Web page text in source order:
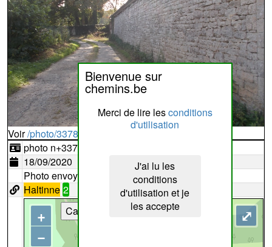
Bienvenue sur
chemins.be
Merci de lire lesconditions
d'utilisation
J'ai lu les
conditions
d'utilisation et je
les accepte
Voir/photo/337880?typ=d
photo n+337880
18/09/2020
Photo envoyée par
fge1
Haltinne 2
+
−
⤢
Cartes